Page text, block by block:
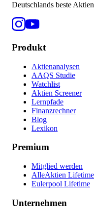
Deutschlands beste
Produkt
Aktienanalysen
AAQS Studie
Watchlist
Aktien Screener
Lernpfade
Finanzrechner
Blog
Lexikon
Premium
Mitglied werden
AlleAktien Lifetime
Eulerpool Lifetime
Unternehmen